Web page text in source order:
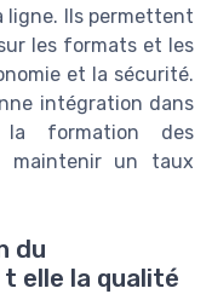
ligne. Ils permettent
les formats et les
et la sécurité.
intégration dans
la formation des
maintenir un taux
du
elle la qualité